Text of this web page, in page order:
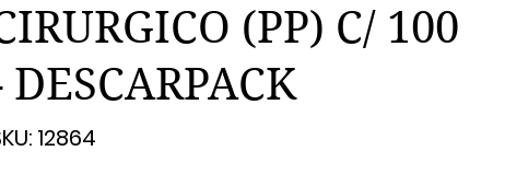
(PP) C/ 100
DESCARPACK
12864
12864